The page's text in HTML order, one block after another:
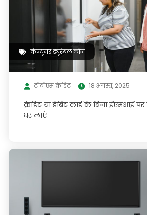
कंज़्यूमर ड्यूरेबल लोन
टीवीएस क्रेडिट 18 अगस्त, 2025
क्रेडिट या डेबिट कार्ड के बिना ईएमआई पर
घर लाएं